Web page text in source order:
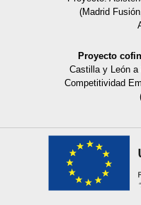
(Madrid
Proyecto
Castilla y León
Competitividad